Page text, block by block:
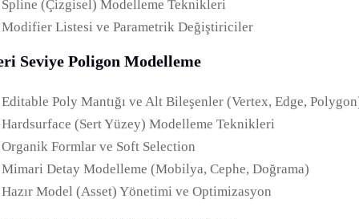
Spline (Çizgisel) Modelleme Teknikleri
Modifier Listesi ve Parametrik Değiştiriciler
Seviye Poligon Modelleme
Editable Poly Mantığı ve Alt Bileşenler (Vertex, Edge,
Hardsurface (Sert Yüzey) Modelleme Teknikleri
Organik Formlar ve Soft Selection
Mimari Detay Modelleme (Mobilya, Cephe, Doğrama)
Hazır Model (Asset) Yönetimi ve Optimizasyon